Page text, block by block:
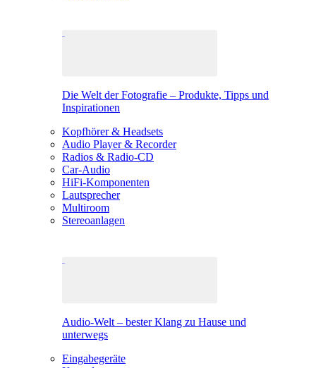
Die Welt der Fotografie – Produkte, Tipps und
Inspirationen
Kopfhörer & Headsets
Audio Player & Recorder
Radios & Radio-CD
Car-Audio
HiFi-Komponenten
Lautsprecher
Multiroom
Stereoanlagen
Audio-Welt – bester Klang zu Hause und
unterwegs
Eingabegeräte